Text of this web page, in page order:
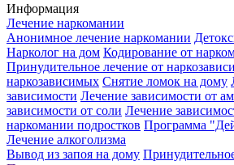
Информация
Лечение наркомании
Анонимное лечение наркомании
Нарколог на дом Кодирование от
Принудительное лечение от
наркозависимых Снятие ломок на дому
зависимости Лечение зависимости от
зависимости от соли Лечение
наркомании подростков Программа
Лечение алкоголизма
Вывод из запоя на дому